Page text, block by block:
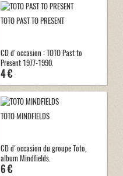
TOTO PAST TO PRESENT
CD d'occasion : TOTO Past to
Present 1977-1990.
4 €
TOTO MINDFIELDS
CD d'occasion du groupe Toto,
album Mindfields.
6 €